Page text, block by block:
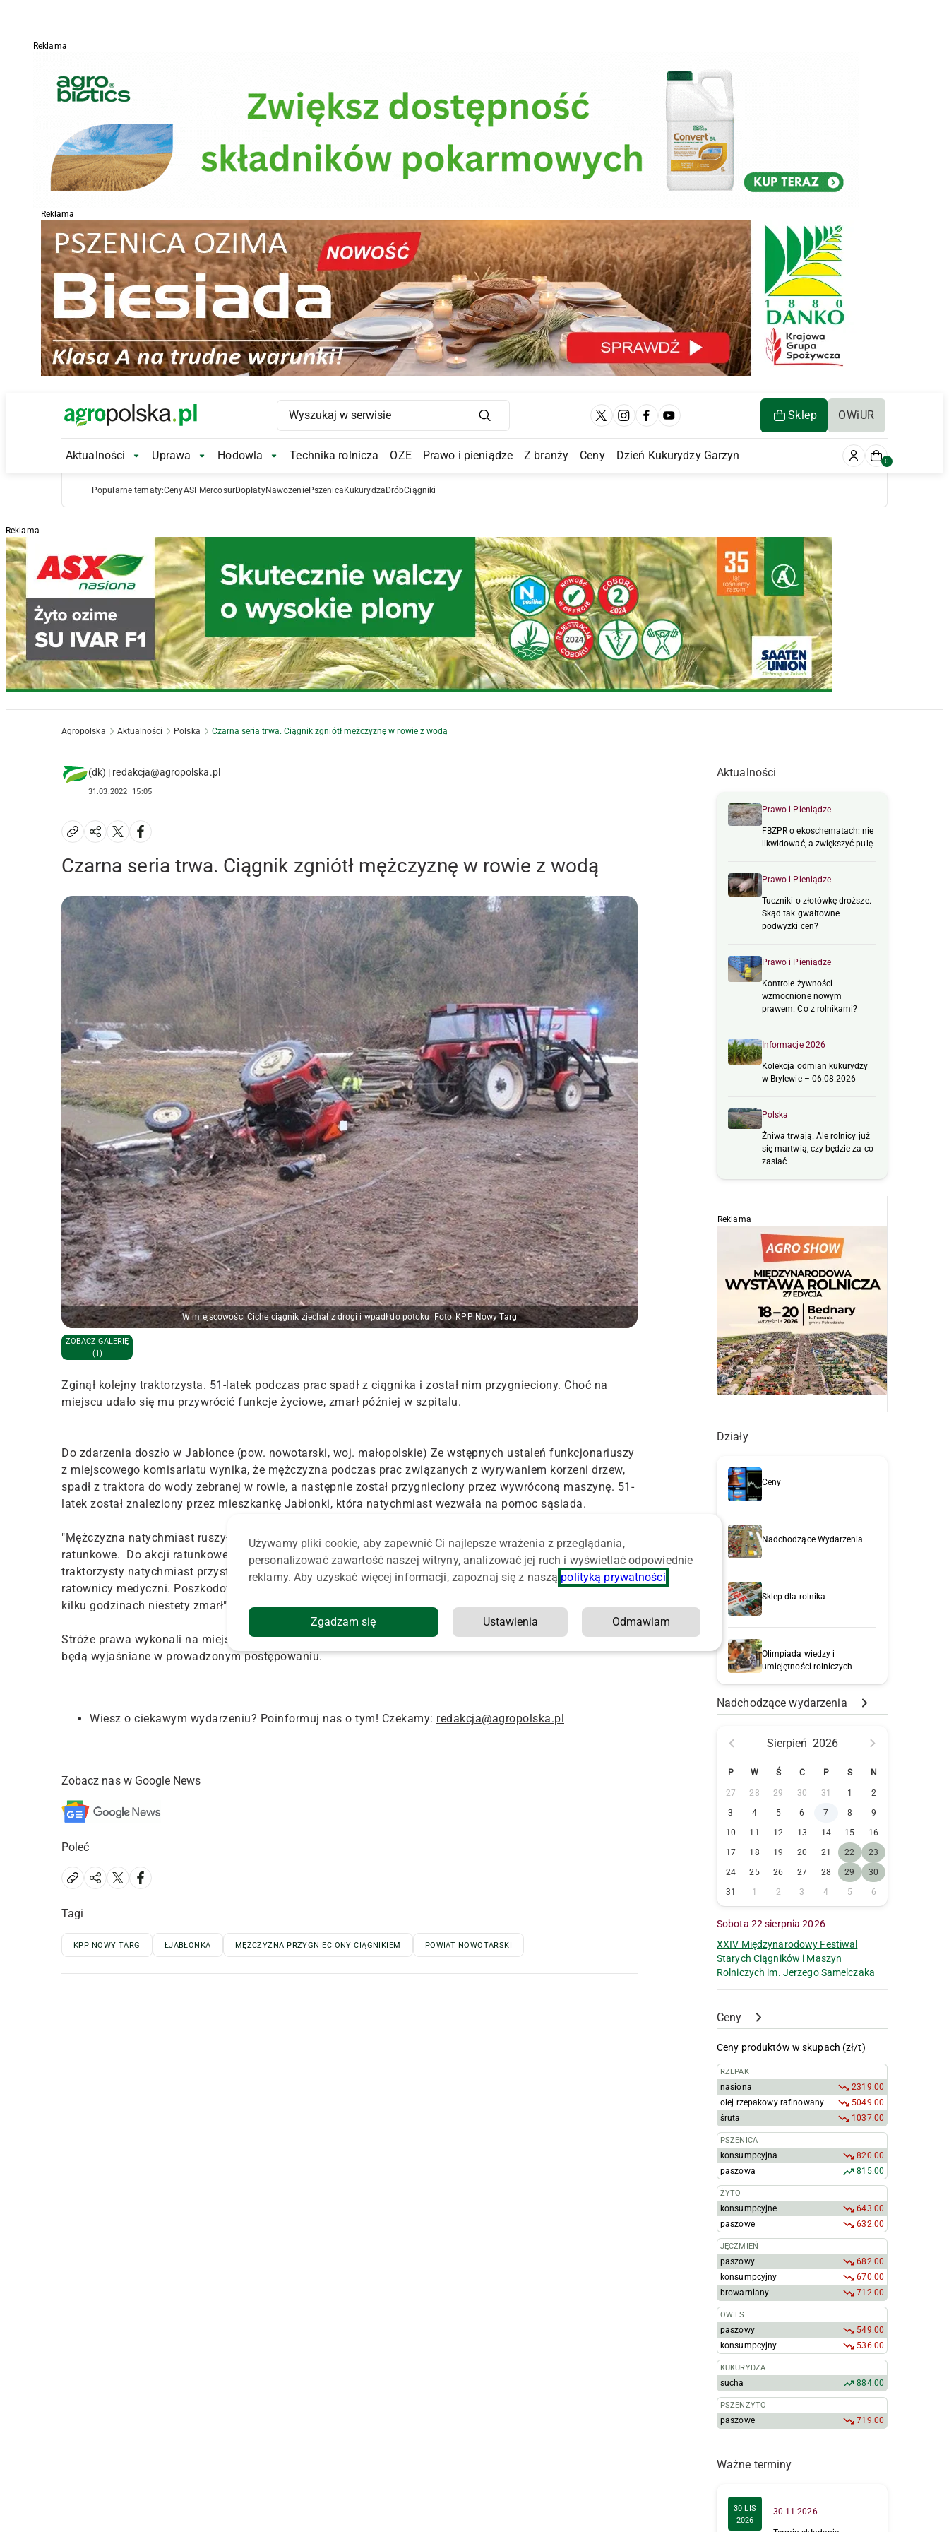
Reklama
Reklama
Main Logo Sklep OWiUR
Main Navigation
Aktualności Aktualności Submenu
Uprawa Uprawa Submenu
Hodowla Hodowla Submenu
Technika rolnicza OZE Prawo i pieniądze Z branży Ceny Dzień Kukurydzy Garzyn 0
Popularne tematy:CenyASFMercosurDopłatyNawożeniePszenica Kukurydza DróbCiągniki
Reklama
Agropolska Aktualności Polska Czarna seria trwa. Ciągnik zgniótł mężczyznę w rowie z wodą
(dk) | redakcja@agropolska.pl
31.03.2022 15:05
Czarna seria trwa. Ciągnik zgniótł mężczyznę w rowie z wodą
W miejscowości Ciche ciągnik zjechał z drogi i wpadł do potoku. Foto_KPP Nowy Targ
ZOBACZ GALERIĘ
(1)
Zginął kolejny traktorzysta. 51-latek podczas prac spadł z ciągnika i został nim przygnieciony. Choć na
miejscu udało się mu przywrócić funkcje życiowe, zmarł później w szpitalu.
Do zdarzenia doszło w Jabłonce (pow. nowotarski, woj. małopolskie) Ze wstępnych ustaleń funkcjonariuszy
z miejscowego komisariatu wynika, że mężczyzna podczas prac związanych z wyrywaniem korzeni drzew,
spadł z traktora do wody zebranej w rowie, a następnie został przygnieciony przez wywróconą maszynę. 51-
latek został znaleziony przez mieszkankę Jabłonki, która natychmiast wezwała na pomoc sąsiada.
"Mężczyzna natychmiast ruszył z pomocą poszkodowanemu. Świadkowie powiadomili także służby
ratunkowe. Do akcji ratunkowej dołączyli strażacy, którzy dotarli na miejsce zdarzenia i po wydostaniu
traktorzysty natychmiast przystąpili do reanimacji. Walkę o życie traktorzysty kontynuowali potem
ratownicy medyczni. Poszkodowany został przewieziony do szpitala, gdzie pomimo udzielanej pomocy po
kilku godzinach niestety zmarł" – informuje Komenda Powiatowa Policji w Nowym Targu.
Stróże prawa wykonali na miejscu czynności procesowe. Jak zapewniają, dokładne okoliczności zdarzenia
będą wyjaśniane w prowadzonym postępowaniu.
Wiesz o ciekawym wydarzeniu? Poinformuj nas o tym! Czekamy: redakcja@agropolska.pl
Zobacz nas w Google News
Poleć
Tagi
KPP NOWY TARG ŁJABŁONKA MĘŻCZYZNA PRZYGNIECIONY CIĄGNIKIEM POWIAT NOWOTARSKI
Aktualności
Prawo i Pieniądze
FBZPR o ekoschematach: nie
likwidować, a zwiększyć pulę
Prawo i Pieniądze
Tuczniki o złotówkę droższe.
Skąd tak gwałtowne
podwyżki cen?
Prawo i Pieniądze
Kontrole żywności
wzmocnione nowym
prawem. Co z rolnikami?
Informacje 2026
Kolekcja odmian kukurydzy
w Brylewie – 06.08.2026
Polska
Żniwa trwają. Ale rolnicy już
się martwią, czy będzie za co
zasiać
Reklama
Działy
Ceny
Nadchodzące Wydarzenia
Sklep dla rolnika
Olimpiada wiedzy i
umiejętności rolniczych
Nadchodzące wydarzenia
Sierpień 2026
P W Ś C P S N
27 28 29 30 31 1
2
3
4 5 6 7 8
9
10
11 12 13 14 15
16
17
18 19 20 21 22
23
24
25 26 27 28 29
30
31
1 2 3 4 5 6
Sobota 22 sierpnia 2026
XXIV Międzynarodowy Festiwal
Starych Ciągników i Maszyn
Rolniczych im. Jerzego Samelczaka
Ceny
Ceny produktów w skupach (zł/t)
RZEPAK
nasiona
2319.00
olej rzepakowy rafinowany
5049.00
śruta
1037.00
PSZENICA
konsumpcyjna
820.00
paszowa
815.00
ŻYTO
konsumpcyjne
643.00
paszowe
632.00
JĘCZMIEŃ
paszowy
682.00
konsumpcyjny
670.00
browarniany
712.00
OWIES
paszowy
549.00
konsumpcyjny
536.00
KUKURYDZA
sucha 884.00
PSZENŻYTO
paszowe 719.00
Ważne terminy
30 LIS
2026
30.11.2026
Używamy pliki cookie, aby zapewnić Ci najlepsze wrażenia z przeglądania,
personalizować zawartość naszej witryny, analizować jej ruch i wyświetlać odpowiednie
reklamy. Aby uzyskać więcej informacji, zapoznaj się z naszą polityką prywatności
Zgadzam się Ustawienia Odmawiam